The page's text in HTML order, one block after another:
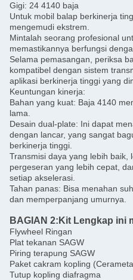
Gigi: 24 4140 baja
Untuk mobil balap berkinerja
mengemudi ekstrem.
Mintalah seorang profesional
memastikannya berfungsi
Selama pemasangan, periksa
kompatibel dengan sistem
aplikasi berkinerja tinggi yang
Keuntungan kinerja:
Bahan yang kuat: Baja 4140
lama.
Desain dual-plate: Ini dapat
dengan lancar, yang sangat
berkinerja tinggi.
Transmisi daya yang lebih baik,
pergeseran yang lebih cepat,
setiap akselerasi.
Tahan panas: Bisa menahan
dan memperpanjang umurnya.
BAGIAN 2: Kit Lengkap ini
Flywheel Ringan
Plat tekanan SAGW
Piring terapung SAGW
Paket cakram kopling
Tutup kopling diafragma